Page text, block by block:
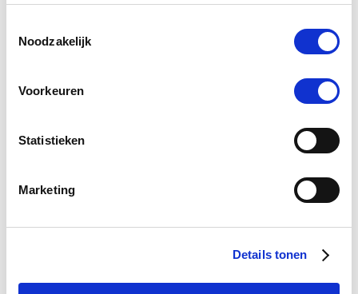
Noodzakelijk
Voorkeuren
Statistieken
Marketing
Details tonen
Voeg
0 Beoordelingen